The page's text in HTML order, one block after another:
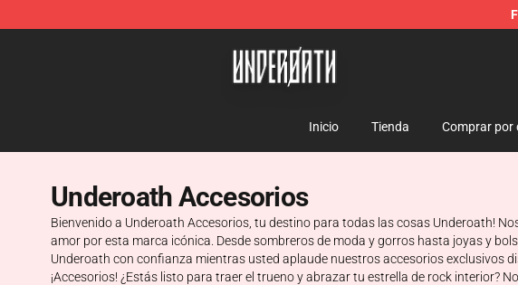
Underoath Store - Official Underoath Merchandise Shop
Inicio Tienda Comprar por
Underoath Accesorios
Bienvenido a Underoath Accesorios, tu destino para todas las cosas Underoath!
amor por esta marca icónica. Desde sombreros de moda y gorros hasta joyas y
Underoath con confianza mientras usted aplaude nuestros accesorios exclusivos
¡Accesorios! ¿Estás listo para traer el trueno y abrazar tu estrella de rock interior?